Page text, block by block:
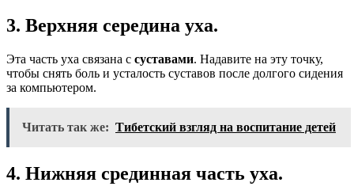
3. Верхняя середина уха.
Эта часть уха связана с суставами. Надавите на эту точку,
чтобы снять боль и усталость суставов после долгого сидения
за компьютером.
Читать так же: Тибетский взгляд на воспитание детей
4. Нижняя срединная часть уха.